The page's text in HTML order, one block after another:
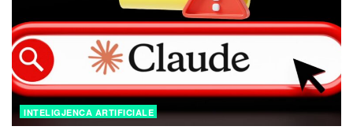
INTELIGJENCA ARTIFICIALE